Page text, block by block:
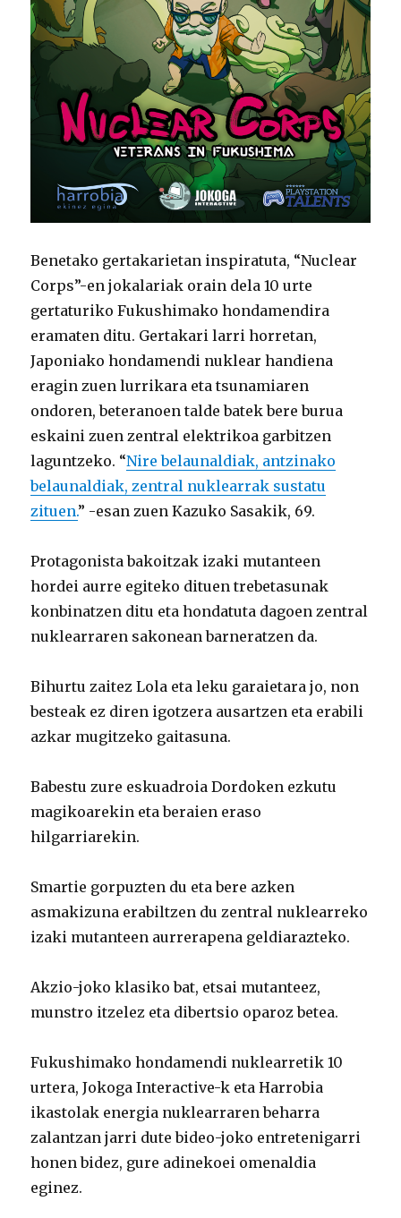
Benetako gertakarietan inspiratuta, “Nuclear
Corps”-en jokalariak orain dela 10 urte
gertaturiko Fukushimako hondamendira
eramaten ditu. Gertakari larri horretan,
Japoniako hondamendi nuklear handiena
eragin zuen lurrikara eta tsunamiaren
ondoren, beteranoen talde batek bere burua
eskaini zuen zentral elektrikoa garbitzen
laguntzeko. “Nire belaunaldiak, antzinako
belaunaldiak, zentral nuklearrak sustatu
zituen.” -esan zuen Kazuko Sasakik, 69.
Protagonista bakoitzak izaki mutanteen
hordei aurre egiteko dituen trebetasunak
konbinatzen ditu eta hondatuta dagoen zentral
nuklearraren sakonean barneratzen da.
Bihurtu zaitez Lola eta leku garaietara jo, non
besteak ez diren igotzera ausartzen eta erabili
azkar mugitzeko gaitasuna.
Babestu zure eskuadroia Dordoken ezkutu
magikoarekin eta beraien eraso
hilgarriarekin.
Smartie gorpuzten du eta bere azken
asmakizuna erabiltzen du zentral nuklearreko
izaki mutanteen aurrerapena geldiarazteko.
Akzio-joko klasiko bat, etsai mutanteez,
munstro itzelez eta dibertsio oparoz betea.
Fukushimako hondamendi nuklearretik 10
urtera, Jokoga Interactive-k eta Harrobia
ikastolak energia nuklearraren beharra
zalantzan jarri dute bideo-joko entretenigarri
honen bidez, gure adinekoei omenaldia
eginez.